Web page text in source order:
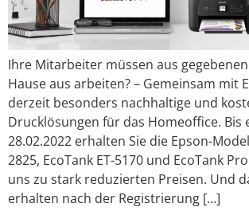
Ihre Mitarbeiter müssen aus
Hause aus arbeiten? – Gemeinsam mit
derzeit besonders nachhaltige und
Drucklösungen für das Homeoffice. Bis
28.02.2022 erhalten Sie die Epson-
2825, EcoTank ET-5170 und EcoTank
uns zu stark reduzierten Preisen. Und
erhalten nach der Registrierung […]